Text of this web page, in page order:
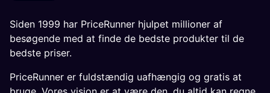
Siden 1999 har PriceRunner hjulpet millioner af
besøgende med at finde de bedste produkter til de
bedste priser.
PriceRunner er fuldstændig uafhængig og gratis at